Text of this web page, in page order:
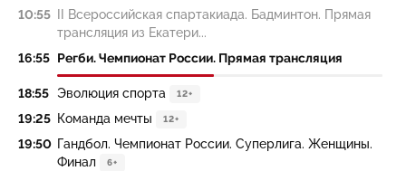
10:55
II Всероссийская спартакиада. Бадминтон. Прямая
трансляция из Екатери...
16:55 Регби. Чемпионат России. Прямая трансляция
18:55 Эволюция спорта 12+
19:25 Команда мечты 12+
19:50 Гандбол. Чемпионат России. Суперлига. Женщины.
Финал
6+